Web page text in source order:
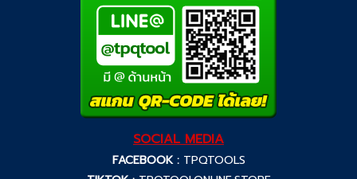
SOCIAL MEDIA
FACEBOOK : TPQTOOLS